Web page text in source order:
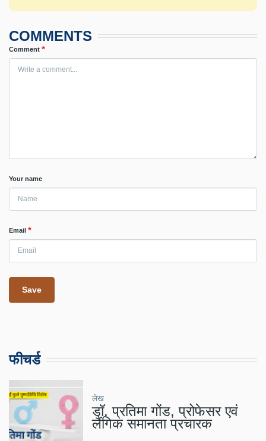
COMMENTS
Comment
Your name
Email
फीचर्ड
लेख
डॉ. प्रतिमा गोंड, प्रोफेसर एवं
लैंगिक समानता प्रचारक